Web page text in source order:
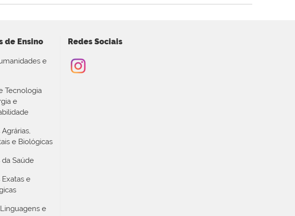
de Ensino
e
Tecnologia
e
e Biológicas
da Saúde
Exatas e
e
Redes Sociais